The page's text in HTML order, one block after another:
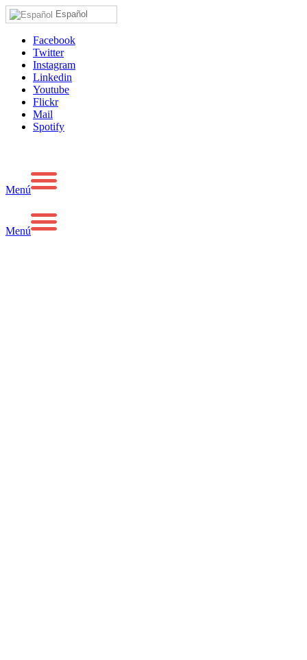
Español
Facebook
Twitter
Instagram
Linkedin
Youtube
Flickr
Mail
Spotify
Menú
Menú